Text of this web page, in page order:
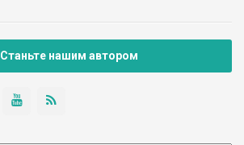
Станьте нашим автором